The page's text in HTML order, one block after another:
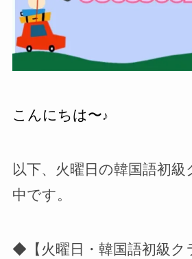
こんにちは〜♪
以下、火曜日の韓国語初
中です。
◆【火曜日・韓国語初級